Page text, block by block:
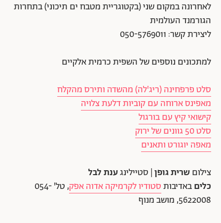
לאחרונה במקום שני (בקטוגריית מטבח ים תיכוני) בתחרות
הגורמנד העולמית
ליצירת קשר: 050-5769011
למתכונים נוספים של השפית כרמית אלקיים
סלט פרפחינה (ריג'לה) מהשדה ותירס מהקלח
מאפינס ארוחה עם קוביות דלעת צלויה
קישואי קיץ עם בורגול
סלט 50 גוונים של ירוק
מאפה יוגורט ותאנים
צילוםשרית גופן| סטיילינגענת לבל
כליםבאדיבותסטודיו לקרמיקה אדוה אפק
, טל' 054-
5622008, מושב מנוף